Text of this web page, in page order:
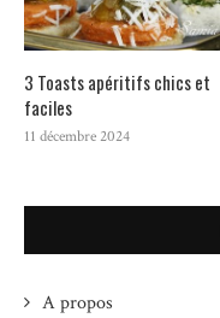
3 Toasts apéritifs chics et
faciles
11 décembre 2024
A propos